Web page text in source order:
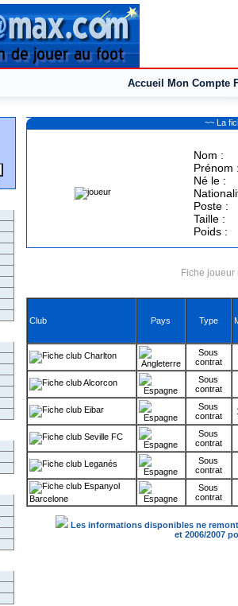
Accueil Mon Compte
~~ La
Nom :
Prénom
Né le :
Poste :
Taille :
Poids :
Fiche
Club Pays Type
Charlton
Sous
contrat
Alcorcon
Sous
contrat
Eibar
Sous
contrat
Seville FC
Sous
contrat
Leganés
Sous
contrat
Espanyol
Barcelone
Sous
contrat
Les informations disponibles ne
et 2006/2007